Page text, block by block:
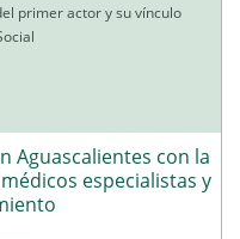
primer actor y su vínculo
Aguascalientes con la
especialistas y